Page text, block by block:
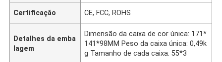
Certificação CE, FCC, ROHS
Detalhes da emba
lagem
Dimensão da caixa de cor única: 171*
141*98MM Peso da caixa única: 0,49k
g Tamanho de cada caixa: 55*3